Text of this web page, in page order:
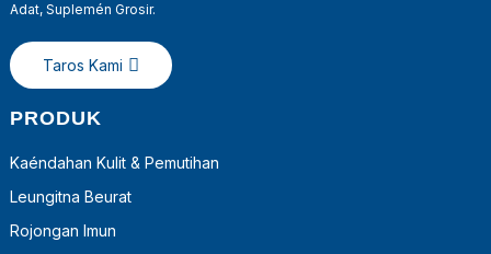
Adat, Suplemén Grosir.
Taros Kami
PRODUK
Kaéndahan Kulit & Pemutihan
Leungitna Beurat
Rojongan Imun